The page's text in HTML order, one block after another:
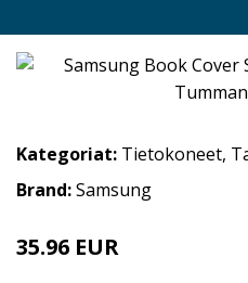
Kategoriat: Tietokoneet,
Brand:Samsung
35.96 EUR